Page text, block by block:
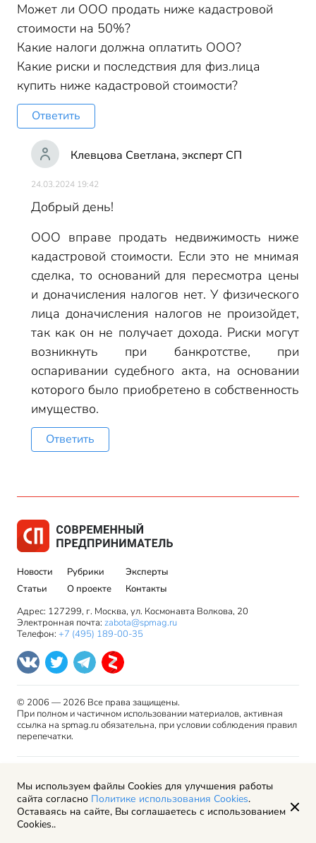
Может ли ООО продать ниже кадастровой
стоимости на 50%?
Какие налоги должна оплатить ООО?
Какие риски и последствия для физ.лица
купить ниже кадастровой стоимости?
Ответить
Клевцова Светлана, эксперт СП
24.03.2024 19:42
Добрый день!
ООО вправе продать недвижимость ниже
кадастровой стоимости. Если это не мнимая
сделка, то оснований для пересмотра цены
и доначисления налогов нет. У физического
лица доначисления налогов не произойдет,
так как он не получает дохода. Риски могут
возникнуть при банкротстве, при
оспаривании судебного акта, на основании
которого было приобретено в собственность
имущество.
Ответить
Новости
Статьи
Рубрики
О проекте
Эксперты
Контакты
Адрес: 127299, г. Москва, ул. Космонавта Волкова, 20
Электронная почта: zabota@spmag.ru
Телефон: +7 (495) 189-00-35
© 2006 — 2026 Все права защищены.
При полном и частичном использовании материалов, активная
ссылка на spmag.ru обязательна, при условии соблюдения правил
перепечатки.
права
Пользовательское соглашение
Политика обработки персональных данных
Рекламодателям
Мы используем файлы Cookies для улучшения работы
сайта согласно Политике использования Cookies.
Оставаясь на сайте, Вы соглашаетесь с использованием
Cookies..